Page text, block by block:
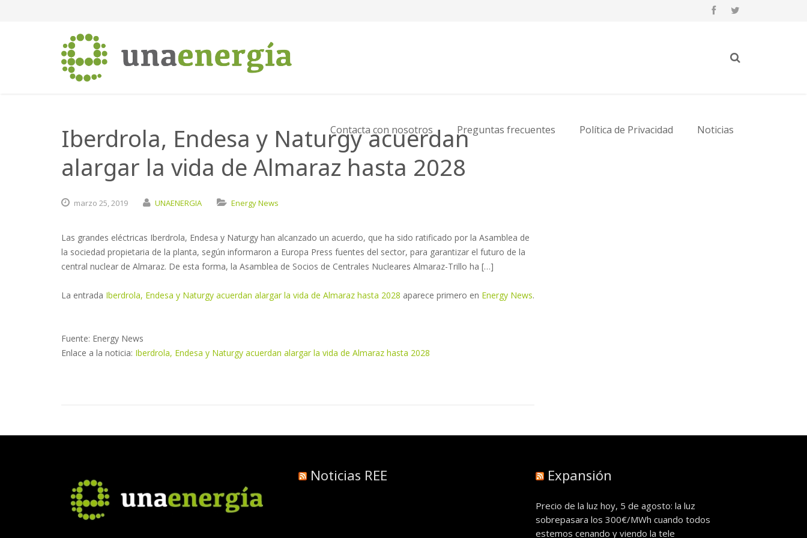
Contacta con nosotros Preguntas frecuentes Política de Privacidad Noticias
Iberdrola, Endesa y Naturgy acuerdan
alargar la vida de Almaraz hasta 2028
marzo 25,2019 UNAENERGIA Energy News
Las grandes eléctricas Iberdrola, Endesa y Naturgy han alcanzado un acuerdo, que ha sido ratificado por la Asamblea de
la sociedad propietaria de la planta, según informaron a Europa Press fuentes del sector, para garantizar el futuro de la
central nuclear de Almaraz. De esta forma, la Asamblea de Socios de Centrales Nucleares Almaraz-Trillo ha […]
La entrada Iberdrola, Endesa y Naturgy acuerdan alargar la vida de Almaraz hasta 2028 aparece primero en Energy News.
Fuente: Energy News
Enlace a la noticia: Iberdrola, Endesa y Naturgy acuerdan alargar la vida de Almaraz hasta 2028
Noticias REE Expansión
Precio de la luz hoy, 5 de agosto: la luz
sobrepasara los 300€/MWh cuando todos
estemos cenando y viendo la tele